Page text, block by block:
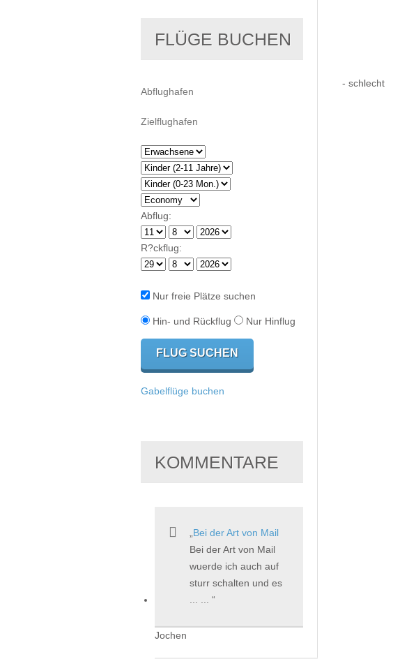
- schlecht
FLÜGE BUCHEN
Abflug:
R?ckflug:
Nur freie Plätze suchen
Hin- und Rückflug Nur Hinflug
Gabelflüge buchen
KOMMENTARE
Bei der Art von Mail
Bei der Art von Mail
wuerde ich auch auf
sturr schalten und es
Jochen